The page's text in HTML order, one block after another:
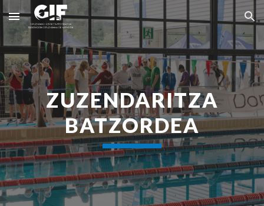
Skip to main content Skip to navigation
ZUZENDARITZA
BATZORDEA